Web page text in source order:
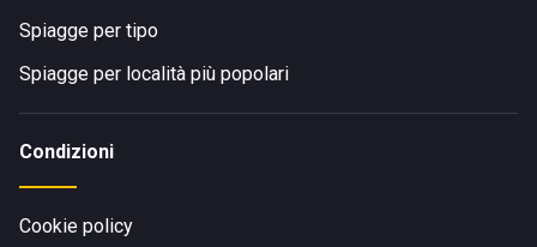
Spiagge per tipo
Spiagge per località più popolari
Condizioni
Cookie policy